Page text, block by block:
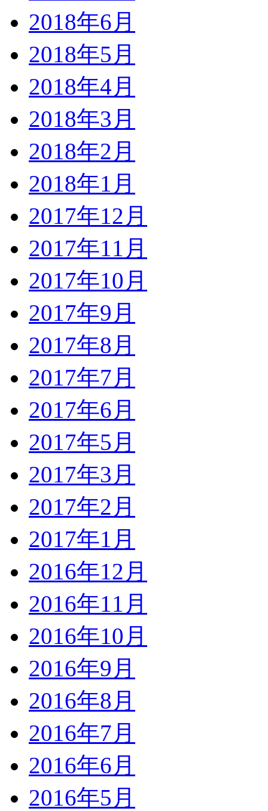
2018年6月
2018年5月
2018年4月
2018年3月
2018年2月
2018年1月
2017年12月
2017年11月
2017年10月
2017年9月
2017年8月
2017年7月
2017年6月
2017年5月
2017年3月
2017年2月
2017年1月
2016年12月
2016年11月
2016年10月
2016年9月
2016年8月
2016年7月
2016年6月
2016年5月